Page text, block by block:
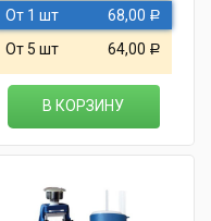
От 1 шт 68,00 Р
От 5 шт 64,00 Р
В КОРЗИНУ